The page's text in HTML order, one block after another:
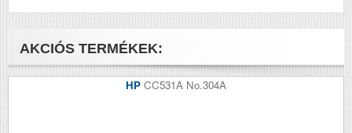
AKCIÓS TERMÉKEK:
HP CC531A No.304A